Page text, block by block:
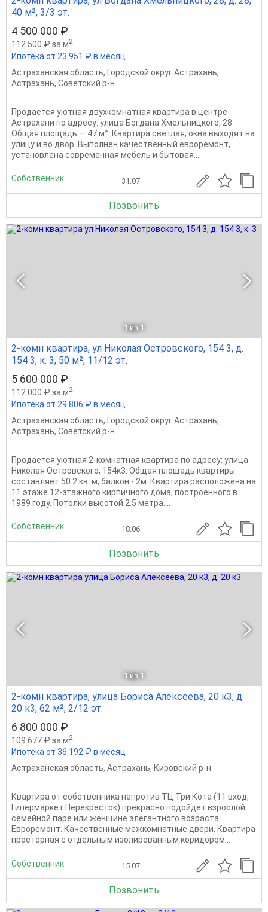
40 м², 3/3 эт.
4 500 000 ₽
112 500 ₽ за м2
Ипотека от 23 951 ₽ в месяц
Астраханская область, Городской округ Астрахань,
Астрахань, Советский р-н
Продается уютная двухкомнатная квартира в центре
Астрахани по адресу: улица Богдана Хмельницкого, 28.
Общая площадь — 47 м². Квартира светлая, окна выходят на
улицу и во двор. Выполнен качественный евроремонт,
установлена современная мебель и бытовая...
Собственник 31.07
Позвонить
1 из 1
2-комн квартира, ул Николая Островского, 154 3, д.
154 3, к. 3, 50 м², 11/12 эт.
5 600 000 ₽
112 000 ₽ за м2
Ипотека от 29 806 ₽ в месяц
Астраханская область, Городской округ Астрахань,
Астрахань, Советский р-н
Продается уютная 2-комнатная квартира по адресу: улица
Николая Островского, 154к3. Общая площадь квартиры
составляет 50.2 кв. м, балкон - 2м. Квартира расположена на
11 этаже 12-этажного кирпичного дома, построенного в
1989 году. Потолки высотой 2.5 метра....
Собственник 18.06
Позвонить
1 из 1
2-комн квартира, улица Бориса Алексеева, 20 к3, д.
20 к3, 62 м², 2/12 эт.
6 800 000 ₽
109 677 ₽ за м2
Ипотека от 36 192 ₽ в месяц
Астраханская область, Астрахань, Кировский р-н
Квартира от собственника напротив ТЦ Три Кота (11 вход,
Гипермаркет Перекрёсток) прекрасно подойдет взрослой
семейной паре или женщине элегантного возраста.
Евроремонт. Качественные межкомнатные двери. Квартира
просторная с отдельным изолированным коридором...
Собственник 15.07
Позвонить